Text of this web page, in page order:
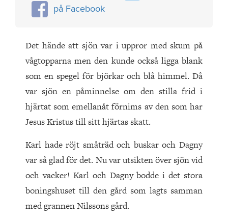
på Facebook
Det hände att sjön var i uppror med skum på
vågtopparna men den kunde också ligga blank
som en spegel för björkar och blå himmel. Då
var sjön en påminnelse om den stilla frid i
hjärtat som emellanåt förnims av den som har
Jesus Kristus till sitt hjärtas skatt.
Karl hade röjt småträd och buskar och Dagny
var så glad för det. Nu var utsikten över sjön vid
och vacker! Karl och Dagny bodde i det stora
boningshuset till den gård som lagts samman
med grannen Nilssons gård.